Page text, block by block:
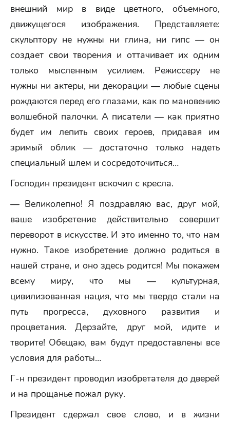
внешний мир в виде цветного, объемного,
движущегося изображения. Представляете:
скульптору не нужны ни глина, ни гипс — он
создает свои творения и оттачивает их одним
только мысленным усилием. Режиссеру не
нужны ни актеры, ни декорации — любые сцены
рождаются перед его глазами, как по мановению
волшебной палочки. А писатели — как приятно
будет им лепить своих героев, придавая им
зримый облик — достаточно только надеть
специальный шлем и сосредоточиться…
Господин президент вскочил с кресла.
— Великолепно! Я поздравляю вас, друг мой,
ваше изобретение действительно совершит
переворот в искусстве. И это именно то, что нам
нужно. Такое изобретение должно родиться в
нашей стране, и оно здесь родится! Мы покажем
всему миру, что мы — культурная,
цивилизованная нация, что мы твердо стали на
путь прогресса, духовного развития и
процветания. Дерзайте, друг мой, идите и
творите! Обещаю, вам будут предоставлены все
условия для работы…
Г-н президент проводил изобретателя до дверей
и на прощанье пожал руку.
Президент сдержал свое слово, и в жизни